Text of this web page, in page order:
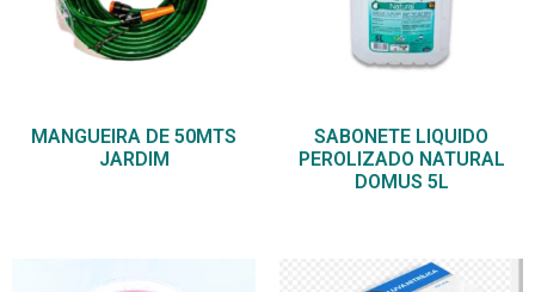
MANGUEIRA DE 50MTS
JARDIM
SABONETE LIQUIDO
PEROLIZADO NATURAL
DOMUS 5L